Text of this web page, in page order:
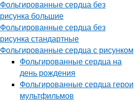
Фольгированные сердца без
рисунка большие
Фольгированные сердца без
рисунка стандартные
Фольгированные сердца с рисунком
Фольгированные сердца на
день рождения
Фольгированные сердца герои
мультфильмов